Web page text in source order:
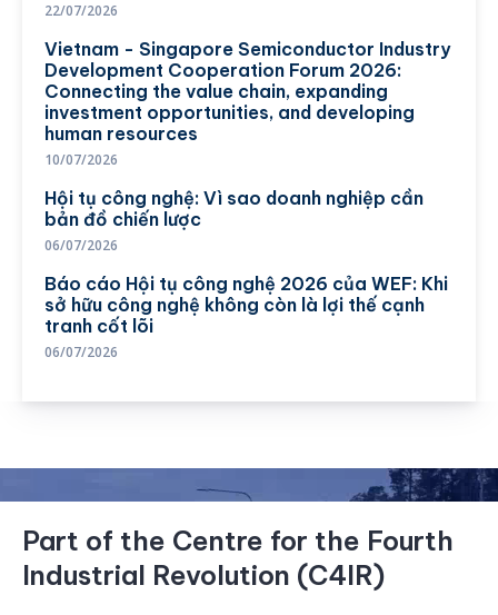
22/07/2026
Vietnam - Singapore Semiconductor Industry
Development Cooperation Forum 2026:
Connecting the value chain, expanding
investment opportunities, and developing
human resources
10/07/2026
Hội tụ công nghệ: Vì sao doanh nghiệp cần
bản đồ chiến lược
06/07/2026
Báo cáo Hội tụ công nghệ 2026 của WEF: Khi
sở hữu công nghệ không còn là lợi thế cạnh
tranh cốt lõi
06/07/2026
Part of the Centre for the Fourth
Industrial Revolution (C4IR)